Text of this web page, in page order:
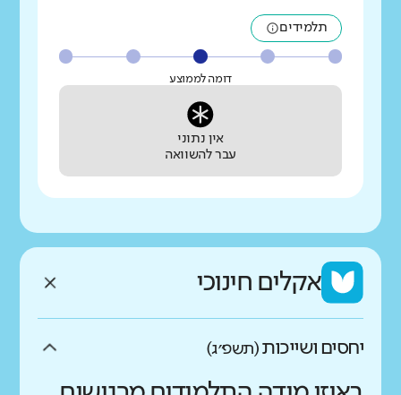
תלמידים
דומה לממוצע
אין נתוני
עבר להשוואה
אקלים חינוכי
יחסים ושייכות(תשפ״ג)